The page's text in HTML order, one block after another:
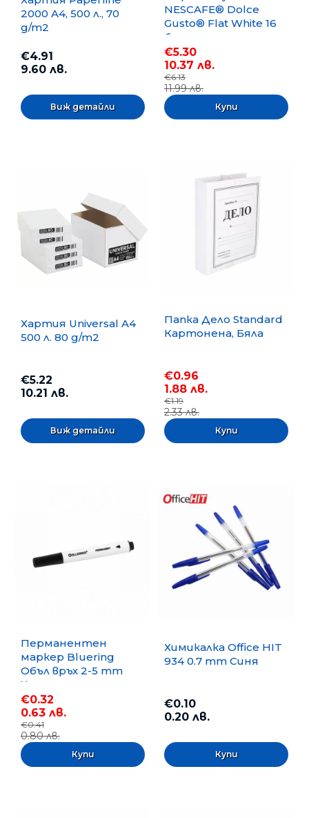
2000 A4, 500 л., 70
g/m2
€4.91
9.60 лв.
Виж детайли
NESCAFE® Dolce
Gusto® Flat White 16
бр.
€5.30
10.37 лв.
€6.13
11.99 лв.
Хартия Universal A4
500 л. 80 g/m2
€5.22
10.21 лв.
Виж детайли
Папка Дело Standard
Картонена, Бяла
€0.96
1.88 лв.
€1.19
2.33 лв.
Перманентен
маркер Bluering
Объл връх 2-5 mm
Черен
€0.32
0.63 лв.
€0.41
0.80 лв.
Химикалка Office HIT
934 0.7 mm Синя
€0.10
0.20 лв.